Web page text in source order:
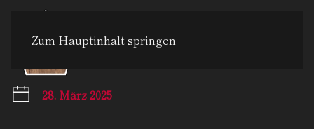
Zum Hauptinhalt springen
28. März 2025